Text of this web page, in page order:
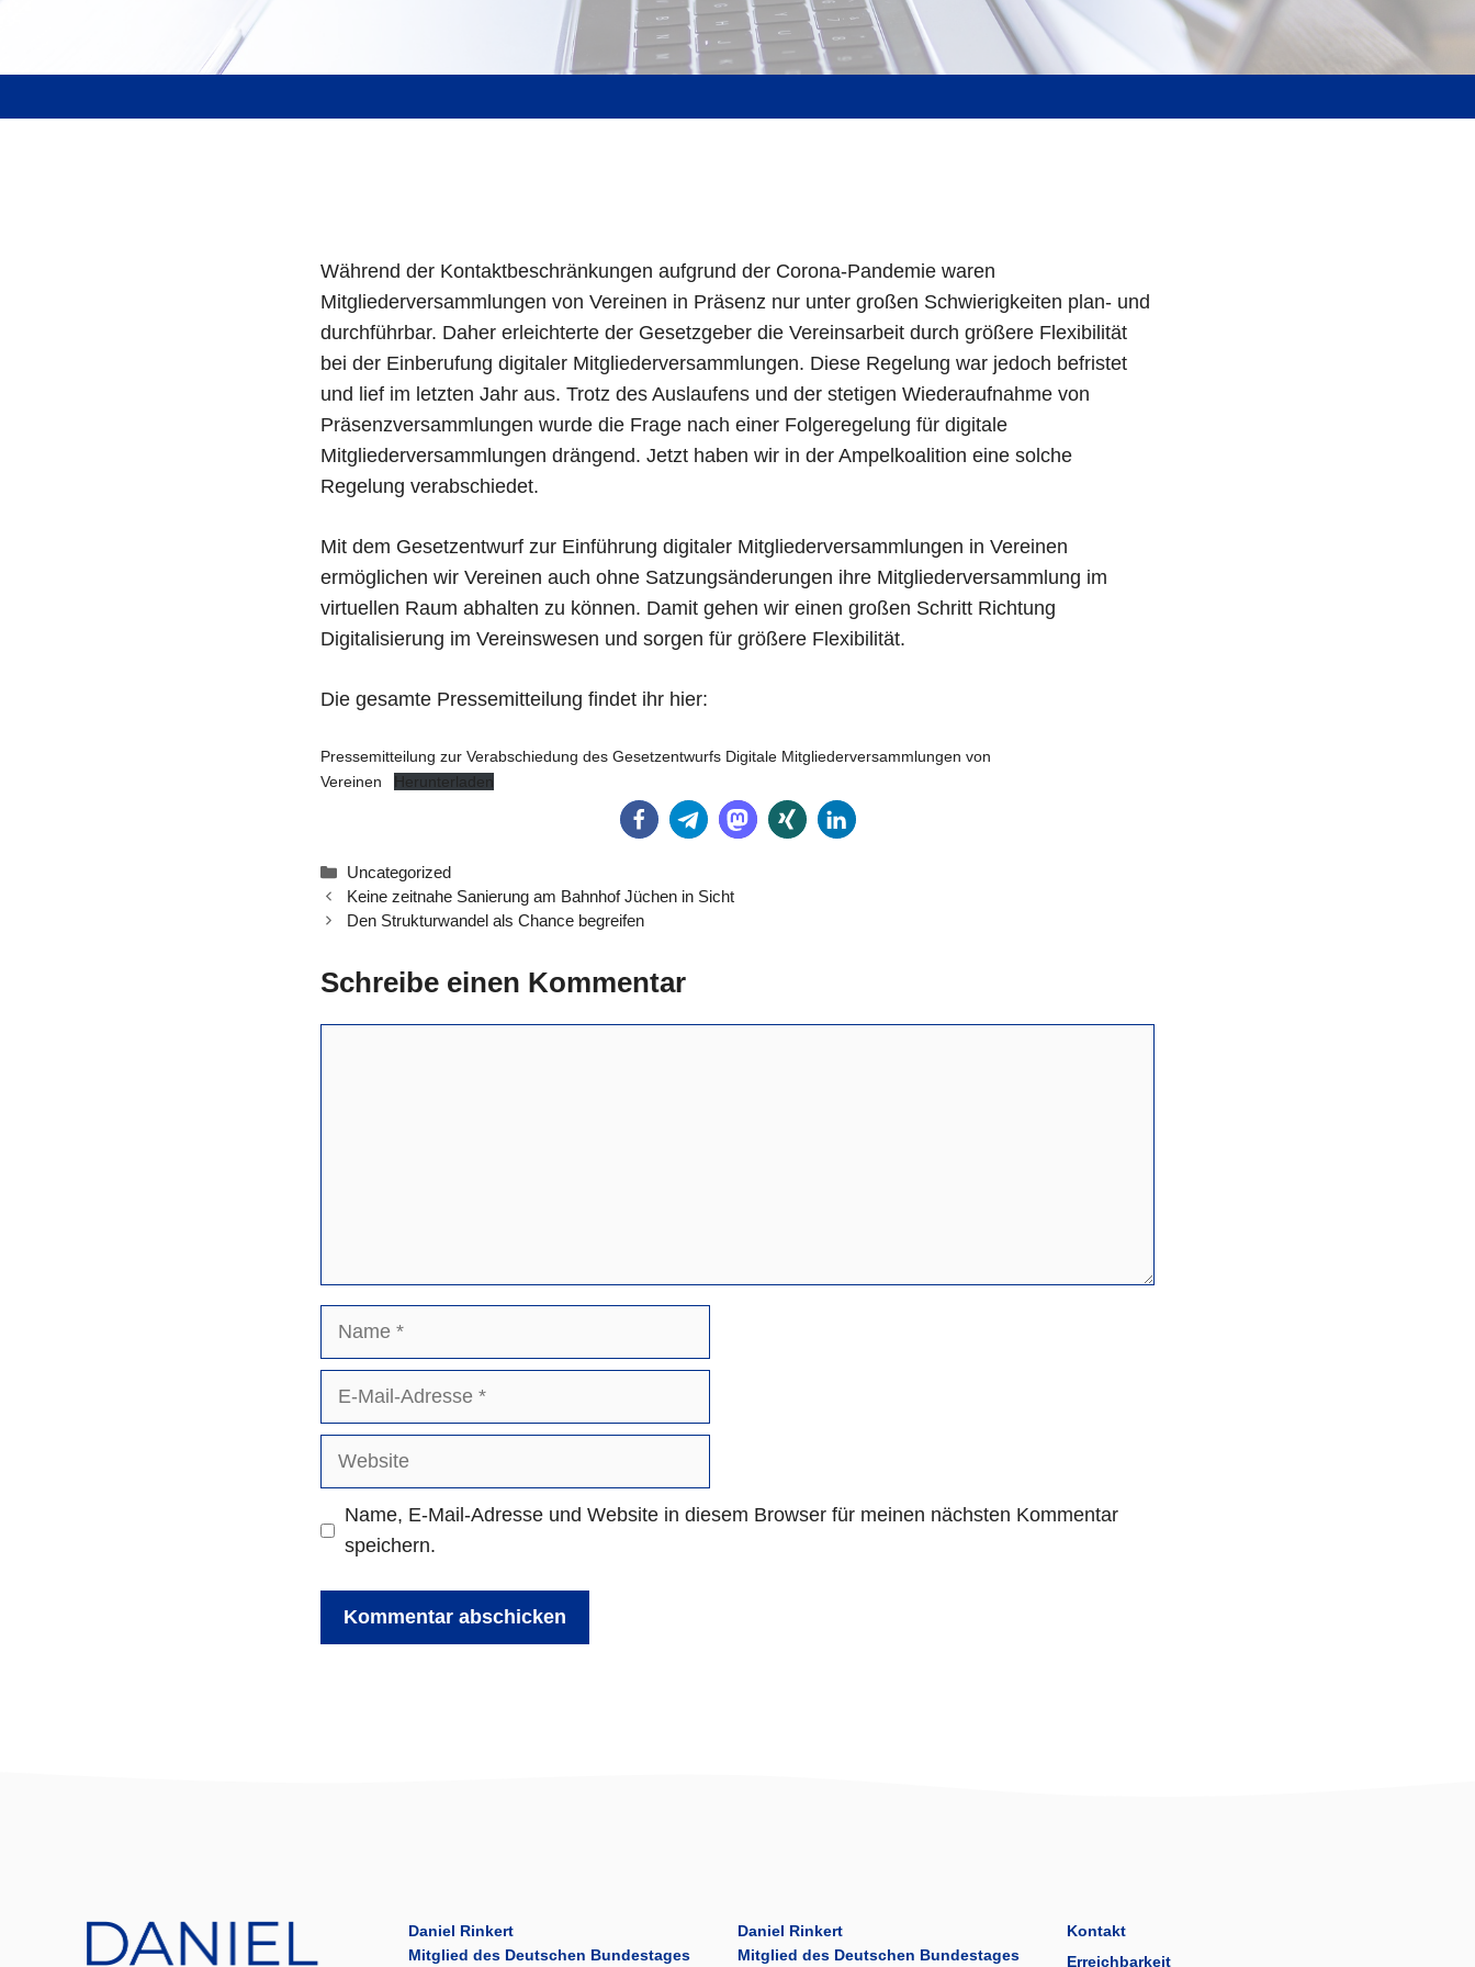
Während der Kontaktbeschränkungen aufgrund der Corona-Pandemie waren
Mitgliederversammlungen von Vereinen in Präsenz nur unter großen Schwierigkeiten plan- und
durchführbar. Daher erleichterte der Gesetzgeber die Vereinsarbeit durch größere Flexibilität
bei der Einberufung digitaler Mitgliederversammlungen. Diese Regelung war jedoch befristet
und lief im letzten Jahr aus. Trotz des Auslaufens und der stetigen Wiederaufnahme von
Präsenzversammlungen wurde die Frage nach einer Folgeregelung für digitale
Mitgliederversammlungen drängend. Jetzt haben wir in der Ampelkoalition eine solche
Regelung verabschiedet.
Mit dem Gesetzentwurf zur Einführung digitaler Mitgliederversammlungen in Vereinen
ermöglichen wir Vereinen auch ohne Satzungsänderungen ihre Mitgliederversammlung im
virtuellen Raum abhalten zu können. Damit gehen wir einen großen Schritt Richtung
Digitalisierung im Vereinswesen und sorgen für größere Flexibilität.
Die gesamte Pressemitteilung findet ihr hier:
Pressemitteilung zur Verabschiedung des Gesetzentwurfs Digitale Mitgliederversammlungen von
Vereinen
Herunterladen
Kategorien
Uncategorized
Keine zeitnahe Sanierung am Bahnhof Jüchen in Sicht
Den Strukturwandel als Chance begreifen
Schreibe einen Kommentar
Name
Website
Name, E-Mail-Adresse und Website in diesem Browser für meinen nächsten Kommentar
speichern.
Daniel Rinkert
Mitglied des Deutschen Bundestages
Daniel Rinkert
Mitglied des Deutschen Bundestages
Kontakt
Erreichbarkeit